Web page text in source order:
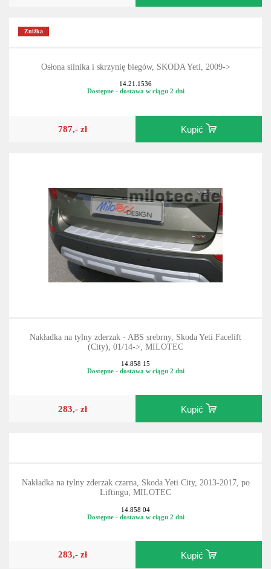
Zniżka
Osłona silnika i skrzynię biegów, SKODA Yeti, 2009->
14.21.1536
Dostępne - dostawa w ciągu 2 dni
787,- zł Kupić
Nakładka na tylny zderzak - ABS srebrny, Skoda Yeti Facelift
(City), 01/14->, MILOTEC
14.858 15
Dostępne - dostawa w ciągu 2 dni
283,- zł Kupić
Nakładka na tylny zderzak czarna, Skoda Yeti City, 2013-2017, po
Liftingu, MILOTEC
14.858 04
Dostępne - dostawa w ciągu 2 dni
283,- zł Kupić